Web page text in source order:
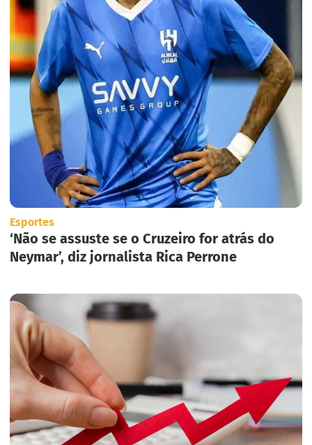
Esportes
‘Não se assuste se o Cruzeiro for atrás do
Neymar’, diz jornalista Rica Perrone